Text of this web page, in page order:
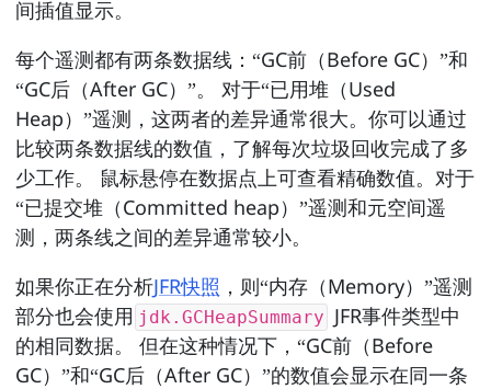
间插值显示。
每个遥测都有两条数据线：“GC前（Before GC）”和
“GC后（After GC）”。 对于“已用堆（Used
Heap）”遥测，这两者的差异通常很大。你可以通过
比较两条数据线的数值，了解每次垃圾回收完成了多
少工作。 鼠标悬停在数据点上可查看精确数值。对于
“已提交堆（Committed heap）”遥测和元空间遥
测，两条线之间的差异通常较小。
如果你正在分析JFR快照 ，则“内存（Memory）”遥测
部分也会使用 jdk.GCHeapSummary JFR事件类型中
的相同数据。 但在这种情况下，“GC前（Before
GC）”和“GC后（After GC）”的数值会显示在同一条